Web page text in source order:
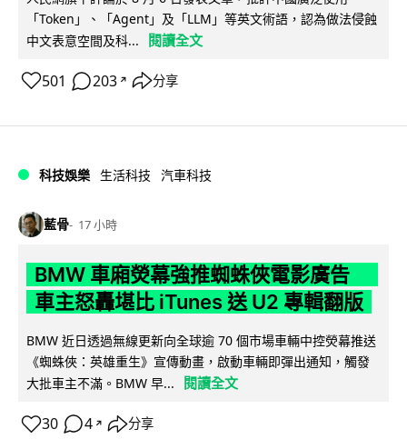
「Token」、「Agent」及「LLM」等英文術語，認為做法侵蝕
中文表意空間及科...
閱讀全文
501 203 ↗ 分享
科技娛樂 生活科技 汽車科技
藍骨 17 小時
BMW 車廂熒幕強推蜘蛛俠電影廣告
車主怒轟堪比 iTunes 送 U2 專輯翻版
BMW 近日透過無線更新向全球逾 70 個市場車輛中控熒幕推送
《蜘蛛俠：英雄重生》宣傳動畫，啟動車輛即彈出通知，觸發
大批車主不滿。BMW 早...
閱讀全文
30 4 ↗ 分享